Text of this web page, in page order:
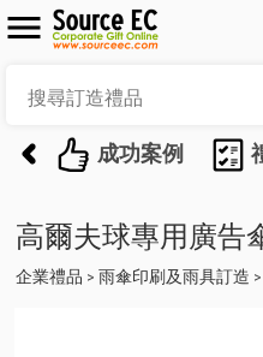
成功案例
高爾夫球專用廣告
企業禮品 > 雨傘印刷及雨具訂造 >